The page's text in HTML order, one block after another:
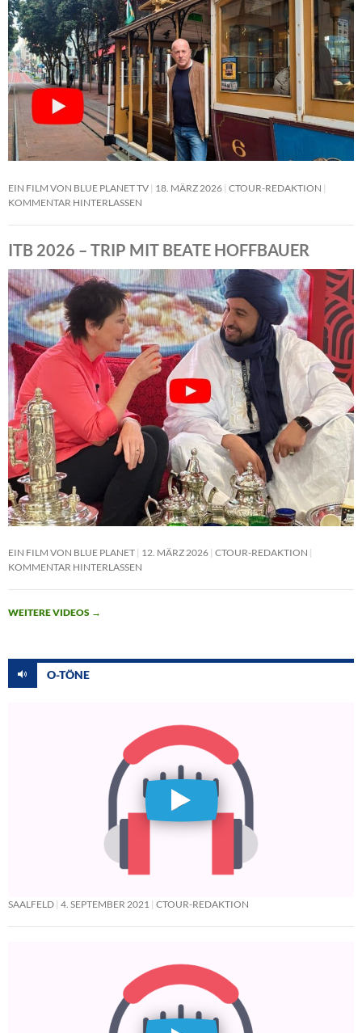
EIN FILM VON BLUE PLANET TV 18. MÄRZ 2026 CTOUR-REDAKTION
KOMMENTAR HINTERLASSEN
ITB 2026 – TRIP MIT BEATE HOFFBAUER
EIN FILM VON BLUE PLANET 12. MÄRZ 2026 CTOUR-REDAKTION
KOMMENTAR HINTERLASSEN
WEITERE VIDEOS →
O-TÖNE
SAALFELD 4. SEPTEMBER 2021 CTOUR-REDAKTION